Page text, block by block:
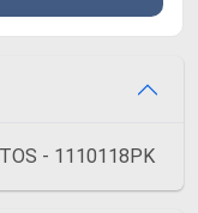
- 1110118PK